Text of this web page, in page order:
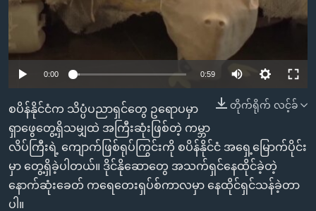
နေရာ
ကျော်
ရန်
ဘာသာစကားများ
0:00 0:59
တိုက်ရိုက် လင့်ခ်
စပိန်နိုင်ငံက သိပ္ပံပညာရှင်တွေ ဥရောပမှာ
ရှာဖွေတွေ့ရှိသမျှထဲ အကြီးဆုံးဖြစ်တဲ့ ကမ္ဘာ
လိပ်ကြီးရဲ့ ကျောက်ဖြစ်ရုပ်ကြွင်းကို စပိန်နိုင်ငံ အရှေ့မြောက်ပိုင်း
မှာ တွေ့ရှိခဲ့ပါတယ်။ ဒိုင်နိုဆောတွေ အသက်ရှင်နေထိုင်ခဲ့တဲ့
နောက်ဆုံးခေတ် ကရေတေးရှပ်စ်ကာလမှာ နေထိုင်ရှင်သန်ခဲ့တာ
ပါ။